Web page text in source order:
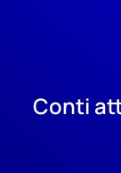
Conti